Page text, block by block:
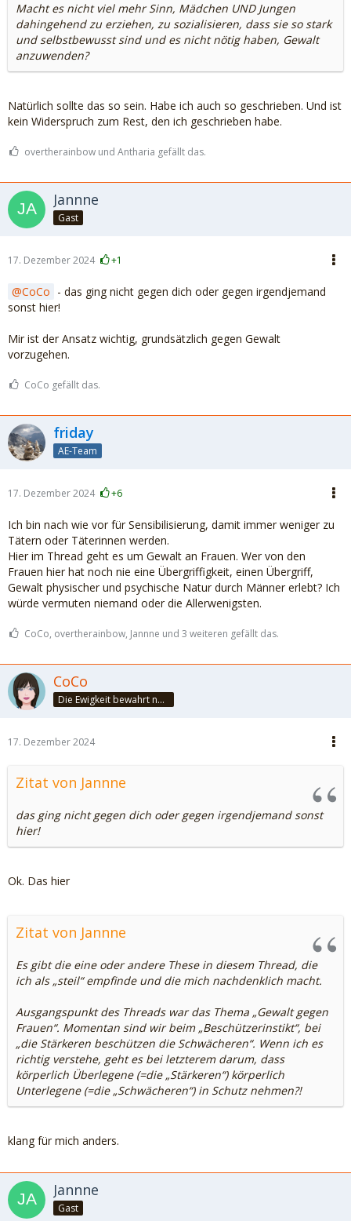
Macht es nicht viel mehr Sinn, Mädchen UND Jungen
dahingehend zu erziehen, zu sozialisieren, dass sie so stark
und selbstbewusst sind und es nicht nötig haben, Gewalt
anzuwenden?
Natürlich sollte das so sein. Habe ich auch so geschrieben. Und ist
kein Widerspruch zum Rest, den ich geschrieben habe.
overtherainbow und Antharia gefällt das.
Jannne
Gast
17. Dezember 2024 +1
CoCo - das ging nicht gegen dich oder gegen irgendjemand
sonst hier!
Mir ist der Ansatz wichtig, grundsätzlich gegen Gewalt
vorzugehen.
CoCo gefällt das.
friday
AE-Team
17. Dezember 2024 +6
Ich bin nach wie vor für Sensibilisierung, damit immer weniger zu
Tätern oder Täterinnen werden.
Hier im Thread geht es um Gewalt an Frauen. Wer von den
Frauen hier hat noch nie eine Übergriffigkeit, einen Übergriff,
Gewalt physischer und psychische Natur durch Männer erlebt? Ich
würde vermuten niemand oder die Allerwenigsten.
CoCo, overtherainbow, Jannne und 3 weiteren gefällt das.
CoCo
Die Ewigkeit bewahrt nur die Liebe, weil sie von gleicher Natur ist. ~Khalil Gibran~
17. Dezember 2024
Zitat von Jannne
das ging nicht gegen dich oder gegen irgendjemand sonst
hier!
Ok. Das hier
Zitat von Jannne
Es gibt die eine oder andere These in diesem Thread, die
ich als „steil“ empfinde und die mich nachdenklich macht.
Ausgangspunkt des Threads war das Thema „Gewalt gegen
Frauen“. Momentan sind wir beim „Beschützerinstikt“, bei
„die Stärkeren beschützen die Schwächeren“. Wenn ich es
richtig verstehe, geht es bei letzterem darum, dass
körperlich Überlegene (=die „Stärkeren“) körperlich
Unterlegene (=die „Schwächeren“) in Schutz nehmen?!
klang für mich anders.
Jannne
Gast